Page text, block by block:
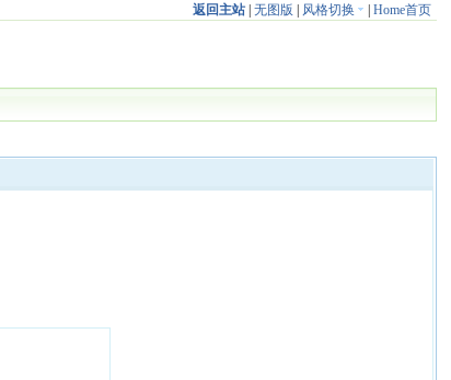
返回主站| 无图版 风格切换 Home首页